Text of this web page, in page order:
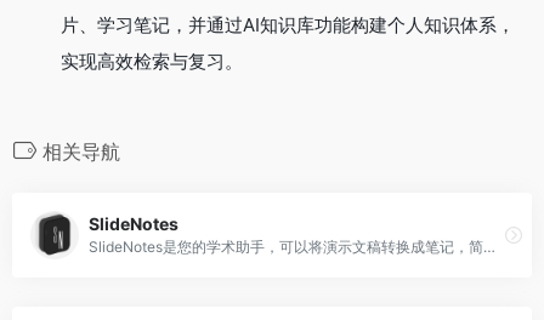
片、学习笔记，并通过AI知识库功能构建个人知识体系，
实现高效检索与复习。
相关导航
SlideNotes
SlideNotes是您的学术助手，可以将演示文稿转换成笔记，简化学习过程。它可为学生在学术环境和职场中带来成功。通过轻松提炼信息、节省时间和提升生产力，SlideNotes适应您的需求，使学习和会后任务变得简单高效。